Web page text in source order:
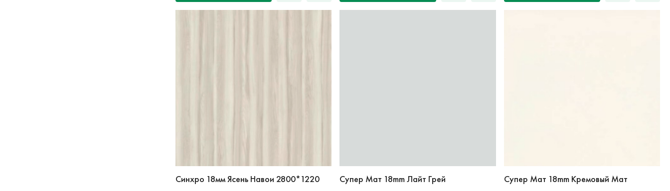
Синхро 18мм Ясень Навои 2800*1220 Супер Мат 18mm Лайт Грей Супер Мат 18mm Кремовый Мат